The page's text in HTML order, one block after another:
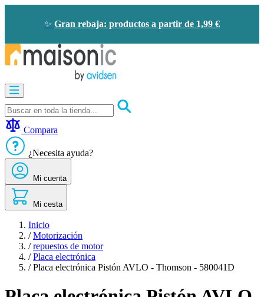
✨ Gran rebaja: productos a partir de 1,99 €
Audioporteros
y
videoporteros
-
ahorro
de
energía
Seguridad
Confort
Oportunidades
Compara
¿Necesita ayuda?
Mi cuenta
Mi cesta
Inicio
/ Motorización
/ repuestos de motor
/ Placa electrónica
/ Placa electrónica Pistón AVLO - Thomson - 580041D